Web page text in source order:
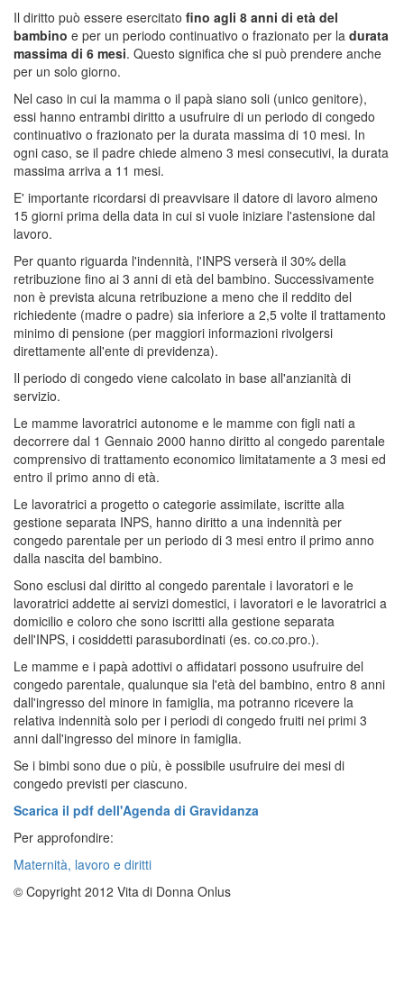
Il diritto può essere esercitato fino agli 8 anni di età del
bambino e per un periodo continuativo o frazionato per la durata
massima di 6 mesi. Questo significa che si può prendere anche
per un solo giorno.
Nel caso in cui la mamma o il papà siano soli (unico genitore),
essi hanno entrambi diritto a usufruire di un periodo di congedo
continuativo o frazionato per la durata massima di 10 mesi. In
ogni caso, se il padre chiede almeno 3 mesi consecutivi, la durata
massima arriva a 11 mesi.
E' importante ricordarsi di preavvisare il datore di lavoro almeno
15 giorni prima della data in cui si vuole iniziare l'astensione dal
lavoro.
Per quanto riguarda l'indennità, l'INPS verserà il 30% della
retribuzione fino ai 3 anni di età del bambino. Successivamente
non è prevista alcuna retribuzione a meno che il reddito del
richiedente (madre o padre) sia inferiore a 2,5 volte il trattamento
minimo di pensione (per maggiori informazioni rivolgersi
direttamente all'ente di previdenza).
Il periodo di congedo viene calcolato in base all'anzianità di
servizio.
Le mamme lavoratrici autonome e le mamme con figli nati a
decorrere dal 1 Gennaio 2000 hanno diritto al congedo parentale
comprensivo di trattamento economico limitatamente a 3 mesi ed
entro il primo anno di età.
Le lavoratrici a progetto o categorie assimilate, iscritte alla
gestione separata INPS, hanno diritto a una indennità per
congedo parentale per un periodo di 3 mesi entro il primo anno
dalla nascita del bambino.
Sono esclusi dal diritto al congedo parentale i lavoratori e le
lavoratrici addette ai servizi domestici, i lavoratori e le lavoratrici a
domicilio e coloro che sono iscritti alla gestione separata
dell'INPS, i cosiddetti parasubordinati (es. co.co.pro.).
Le mamme e i papà adottivi o affidatari possono usufruire del
congedo parentale, qualunque sia l'età del bambino, entro 8 anni
dall'ingresso del minore in famiglia, ma potranno ricevere la
relativa indennità solo per i periodi di congedo fruiti nei primi 3
anni dall'ingresso del minore in famiglia.
Se i bimbi sono due o più, è possibile usufruire dei mesi di
congedo previsti per ciascuno.
Scarica il pdf dell'Agenda di Gravidanza
Per approfondire:
Maternità, lavoro e diritti
© Copyright 2012 Vita di Donna Onlus